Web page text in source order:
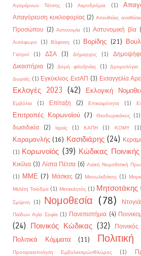
Αγαμέμνων Τάτσης (1) Αεροδρόμια (1)
Απαγόρευση κυκλοφορίας (2) Απευθείας
Προσώπου (2) Αστυνομία (1) Αστυνομική βία
Αυτόφωρο
(1) Βάφτιση (1) Βορίδης (21)
Γιατροί (1) ΔΣΑ (3) Δήμαρχος (1)
Δικαστήρια (2) Δομή φιλοξενίας (1) Δρομολόγια
Δωρεές (1) Εγκύκλιος ΕισΑΠ (3) Εισαγγελία
Εκλογές 2023 (42) Εκλογική
Εμβόλια (1) Επίταξη (2) Επικαιρότητα (1)
Επιτροπές Κορωνοϊού (7) Θεοδωρικάκος (1)
δωσιδικία
(2) Ιερείς (1) ΚΑΠΗ (1) ΚΟΜΥ (1)
Καραμανλής (16) Κασιδιάρης (24)
(1) Κορωνοϊός (39) Κώδικας
Κικίλια (3) Λίστα Πέτσα (6) Λαϊκή Νομοθετική
(1) ΜΜΕ (7) Μάσκες (2) Μανωλεδάκης (1)
Μελέτη Τσιόδρα (1) Μετακλητός (1) Μητσοτάκης
Σμύρνη (1) Νομοθεσία (78)
Παίδων Αγία Σοφία (1) Πανεπιστήμια (4)
(24)
Ποινικός Κώδικας (32)
Πολιτικά Κόμματα (11) Πολιτική
Προτεραιοποίηση ΕμβολιασμώνΦλώρος (1)